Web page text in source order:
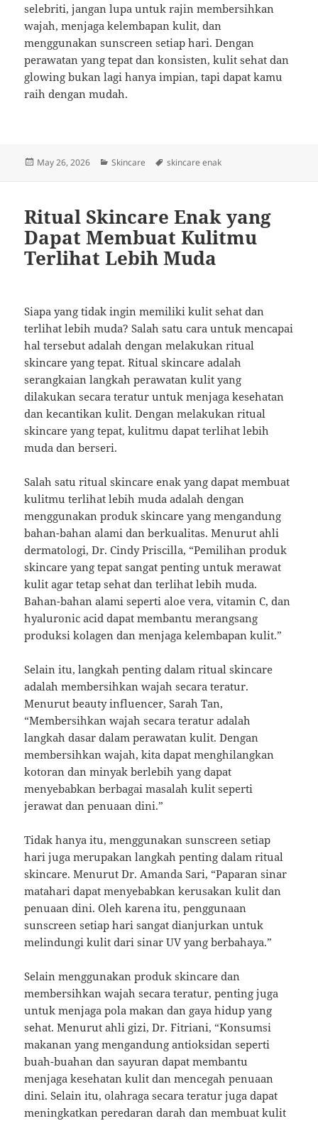
selebriti, jangan lupa untuk rajin membersihkan
wajah, menjaga kelembapan kulit, dan
menggunakan sunscreen setiap hari. Dengan
perawatan yang tepat dan konsisten, kulit sehat dan
glowing bukan lagi hanya impian, tapi dapat kamu
raih dengan mudah.
Posted
May 26, 2026 Categories
Skincare Tags
skincare enak
Ritual Skincare Enak yang
Dapat Membuat Kulitmu
Terlihat Lebih Muda
Siapa yang tidak ingin memiliki kulit sehat dan
terlihat lebih muda? Salah satu cara untuk mencapai
hal tersebut adalah dengan melakukan ritual
skincare yang tepat. Ritual skincare adalah
serangkaian langkah perawatan kulit yang
dilakukan secara teratur untuk menjaga kesehatan
dan kecantikan kulit. Dengan melakukan ritual
skincare yang tepat, kulitmu dapat terlihat lebih
muda dan berseri.
Salah satu ritual skincare enak yang dapat membuat
kulitmu terlihat lebih muda adalah dengan
menggunakan produk skincare yang mengandung
bahan-bahan alami dan berkualitas. Menurut ahli
dermatologi, Dr. Cindy Priscilla, “Pemilihan produk
skincare yang tepat sangat penting untuk merawat
kulit agar tetap sehat dan terlihat lebih muda.
Bahan-bahan alami seperti aloe vera, vitamin C, dan
hyaluronic acid dapat membantu merangsang
produksi kolagen dan menjaga kelembapan kulit.”
Selain itu, langkah penting dalam ritual skincare
adalah membersihkan wajah secara teratur.
Menurut beauty influencer, Sarah Tan,
“Membersihkan wajah secara teratur adalah
langkah dasar dalam perawatan kulit. Dengan
membersihkan wajah, kita dapat menghilangkan
kotoran dan minyak berlebih yang dapat
menyebabkan berbagai masalah kulit seperti
jerawat dan penuaan dini.”
Tidak hanya itu, menggunakan sunscreen setiap
hari juga merupakan langkah penting dalam ritual
skincare. Menurut Dr. Amanda Sari, “Paparan sinar
matahari dapat menyebabkan kerusakan kulit dan
penuaan dini. Oleh karena itu, penggunaan
sunscreen setiap hari sangat dianjurkan untuk
melindungi kulit dari sinar UV yang berbahaya.”
Selain menggunakan produk skincare dan
membersihkan wajah secara teratur, penting juga
untuk menjaga pola makan dan gaya hidup yang
sehat. Menurut ahli gizi, Dr. Fitriani, “Konsumsi
makanan yang mengandung antioksidan seperti
buah-buahan dan sayuran dapat membantu
menjaga kesehatan kulit dan mencegah penuaan
dini. Selain itu, olahraga secara teratur juga dapat
meningkatkan peredaran darah dan membuat kulit